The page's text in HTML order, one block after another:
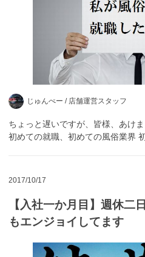
じゅんぺー / 店舗運営スタッフ
ちょっと遅いですが、皆様、あけ
初めての就職、初めての風俗業界
2017/10/17
【入社一か月目】週休二
もエンジョイしてます